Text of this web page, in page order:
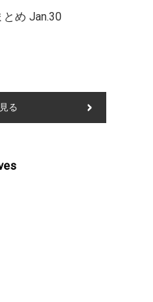
め Jan.30
る